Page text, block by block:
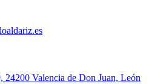
24200 Valencia de Don Juan, León